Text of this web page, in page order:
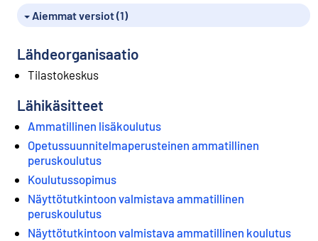
Aiemmat versiot (1)
Lähdeorganisaatio
Tilastokeskus
Lähikäsitteet
Ammatillinen lisäkoulutus
Opetussuunnitelmaperusteinen ammatillinen
peruskoulutus
Koulutussopimus
Näyttötutkintoon valmistava ammatillinen
peruskoulutus
Näyttötutkintoon valmistava ammatillinen koulutus